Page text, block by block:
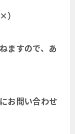
）
ますので、あ
お問い合わせ